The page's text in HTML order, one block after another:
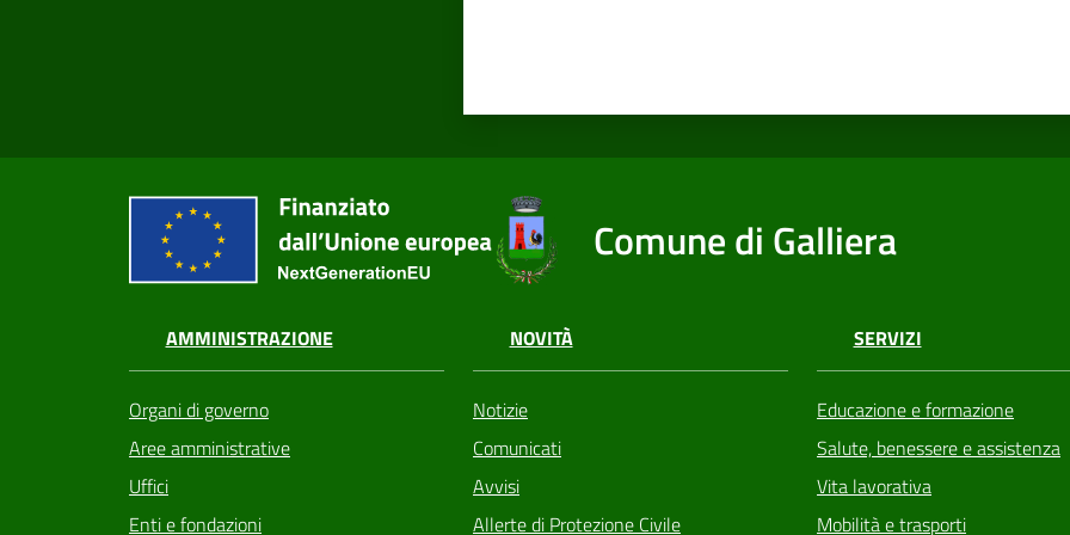
Comune di Galliera
AMMINISTRAZIONE
Organi di governo
Aree amministrative
Uffici
Enti e fondazioni
NOVITÀ
Notizie
Comunicati
Avvisi
Allerte di Protezione Civile
SERVIZI
Educazione e formazione
Salute, benessere e assistenza
Vita lavorativa
Mobilità e trasporti